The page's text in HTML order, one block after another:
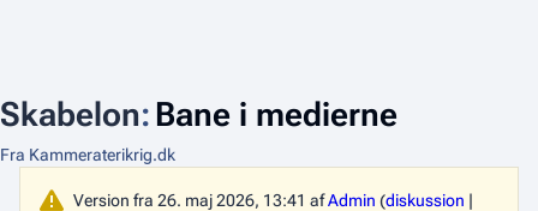
Skabelon: Bane i medierne
Fra Kammeraterikrig.dk
Version fra 26. maj 2026, 13:41 afAdmin (diskussion |